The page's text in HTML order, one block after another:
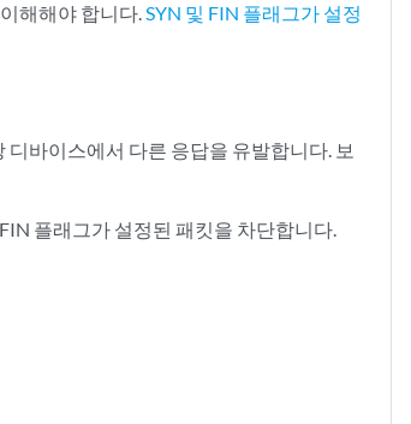
해해야 합니다.SYN 및 FIN 플래그가 설정
디바이스에서 다른 응답을 유발합니다. 보
플래그가 설정된 패킷을 차단합니다.